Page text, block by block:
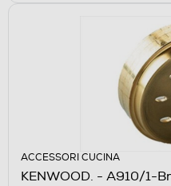
ACCESSORI CUCINA
KENWOOD. - A910/1-